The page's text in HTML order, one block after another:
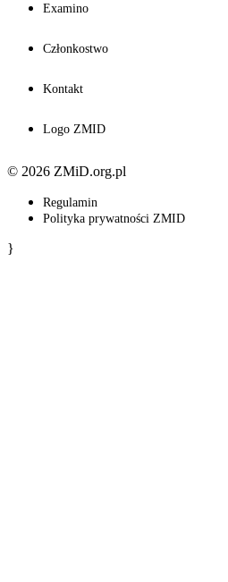
Examino
Członkostwo
Kontakt
Logo ZMID
© 2026 ZMiD.org.pl
Regulamin
Polityka prywatności ZMID
}